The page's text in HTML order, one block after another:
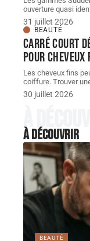
ouverture quasi
31 juillet 2026
BEAUTÉ
Carré court
pour cheveux
Les cheveux fins
coiffure. Trouver
30 juillet 2026
À
À découvrir
BEAUTÉ